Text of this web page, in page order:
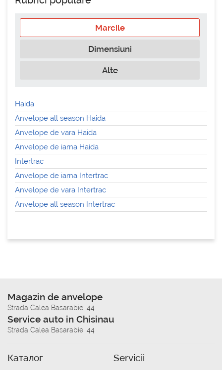
Marcile
Dimensiuni
Alte
Haida
Anvelope all season Haida
Anvelope de vara Haida
Anvelope de iarna Haida
Intertrac
Anvelope de iarna Intertrac
Anvelope de vara Intertrac
Anvelope all season Intertrac
Magazin de anvelope
Strada Calea Basarabiei 44
Service auto in Chisinau
Strada Calea Basarabiei 44
Каталог Servicii